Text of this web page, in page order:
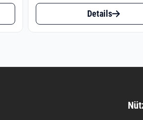
€249.95
€116.41.
Dieses
Produkt
Details